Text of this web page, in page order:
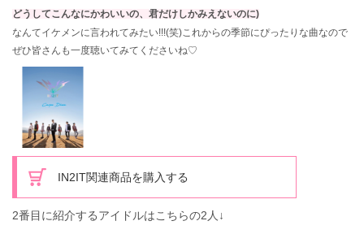
どうしてこんなにかわいいの、君だけしかみえないのに)
なんてイケメンに言われてみたい!!!(笑)これからの季節にぴったりな曲なので
ぜひ皆さんも一度聴いてみてくださいね♡
IN2IT関連商品を購入する
2番目に紹介するアイドルはこちらの2人↓